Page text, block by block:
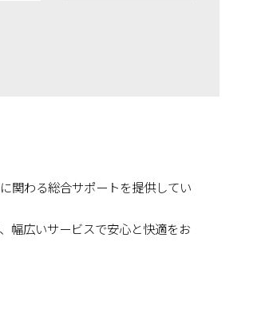
関わる総合サポートを提供してい
幅広いサービスで安心と快適をお